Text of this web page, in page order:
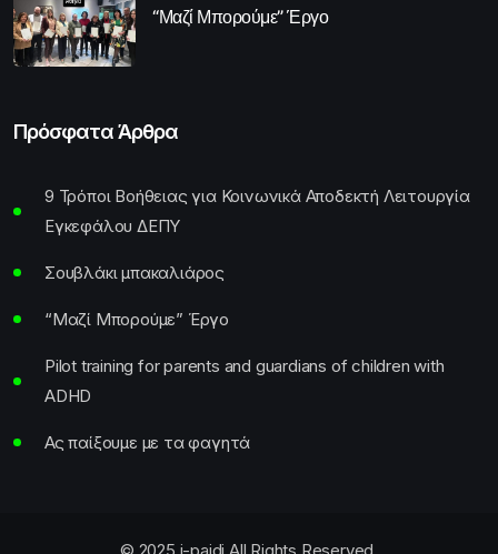
“Μαζί Μπορούμε” Έργο
Πρόσφατα Άρθρα
9 Τρόποι Βοήθειας για Κοινωνικά Αποδεκτή Λειτουργία
Εγκεφάλου ΔΕΠΥ
Σουβλάκι μπακαλιάρος
“Μαζί Μπορούμε” Έργο
Pilot training for parents and guardians of children with
ADHD
Ας παίξουμε με τα φαγητά